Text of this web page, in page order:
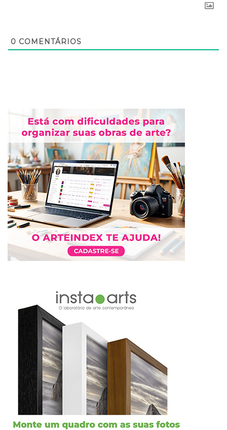
0 COMENTÁRIOS